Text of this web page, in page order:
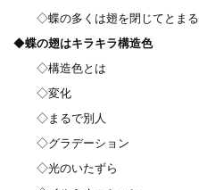
◇蝶の多くは翅を閉じてとまる
◆蝶の翅はキラキラ構造色
◇構造色とは
◇変化
◇まるで別人
◇グラデーション
◇光のいたずら